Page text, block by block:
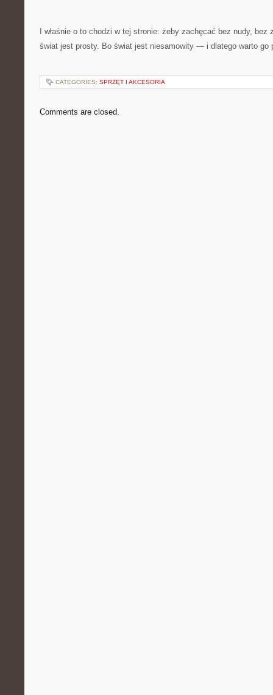
I właśnie o to chodzi w tej stronie: żeby zachęcać bez nudy, bez
świat jest prosty. Bo świat jest niesamowity — i dlatego warto go
CATEGORIES: SPRZĘT I AKCESORIA
Comments are closed.